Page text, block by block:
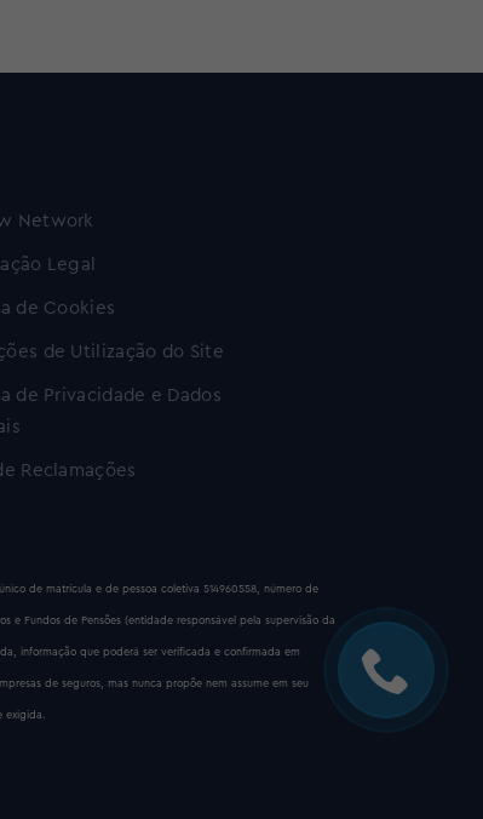
Network
Legal
de Cookies
de Utilização do Site
de Privacidade e Dados
Reclamações
de matrícula e de pessoa coletiva 514960558, número de
e Fundos de Pensões (entidade responsável pela supervisão da
informação que poderá ser verificada e confirmada em
de seguros, mas nunca propõe nem assume em seu
exigida.